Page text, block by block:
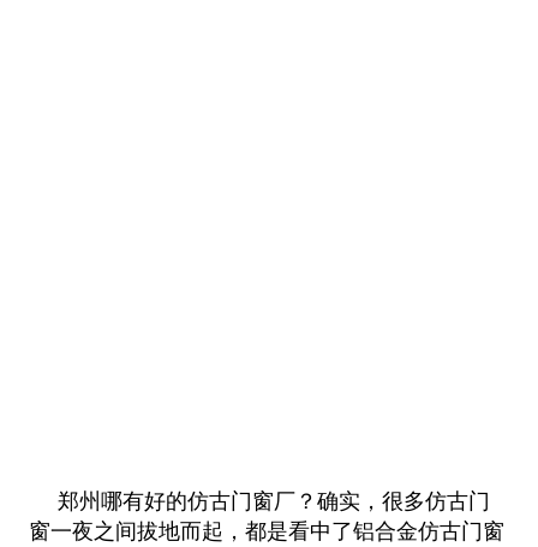
郑州哪有好的仿古门窗厂？确实，很多仿古门
窗一夜之间拔地而起，都是看中了铝合金仿古门窗